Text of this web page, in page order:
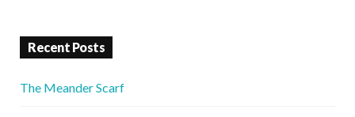
Recent Posts
The Meander Scarf